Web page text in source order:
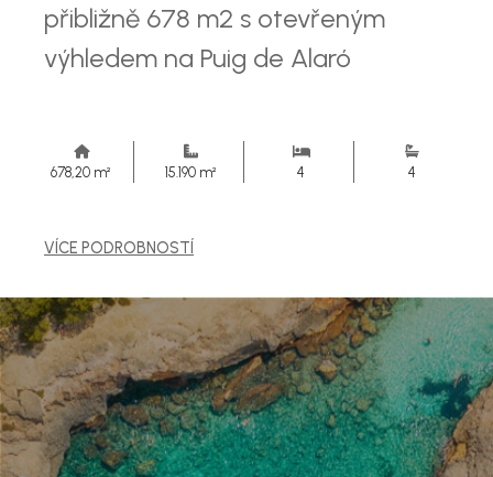
přibližně 678 m2 s otevřeným
výhledem na Puig de Alaró
678,20 m² 15.190 m² 4 4
VÍCE PODROBNOSTÍ